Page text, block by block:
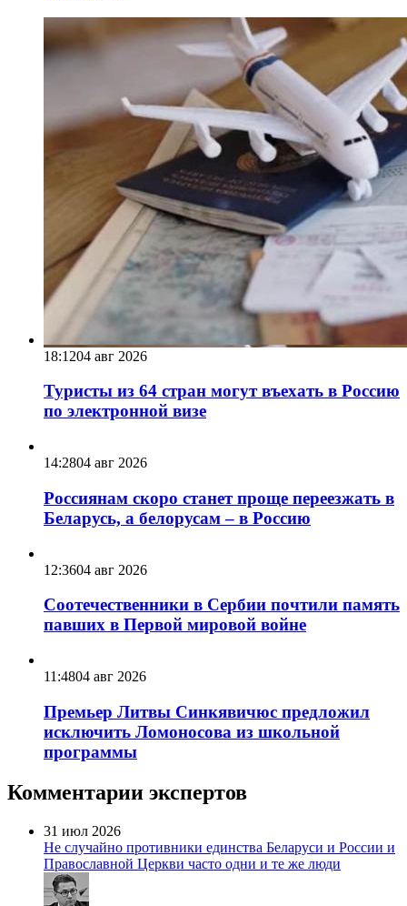
18:1204 авг 2026
Туристы из 64 стран могут въехать в Россию
по электронной визе
14:2804 авг 2026
Россиянам скоро станет проще переезжать в
Беларусь, а белорусам – в Россию
12:3604 авг 2026
Соотечественники в Сербии почтили память
павших в Первой мировой войне
11:4804 авг 2026
Премьер Литвы Синкявичюс предложил
исключить Ломоносова из школьной
программы
Комментарии экспертов
31 июл 2026
Не случайно противники единства Беларуси и России и
Православной Церкви часто одни и те же люди